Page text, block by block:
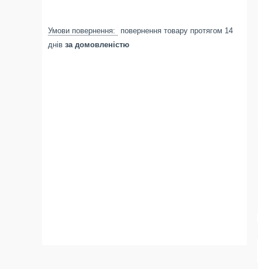
повернення товару протягом 14
днів за домовленістю